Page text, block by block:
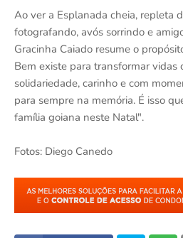
Ao ver a Esplanada cheia, repleta
fotografando, avós sorrindo e
Gracinha Caiado resume o
Bem existe para transformar vidas
solidariedade, carinho e com
para sempre na memória. É isso
família goiana neste Natal".
Fotos: Diego Canedo